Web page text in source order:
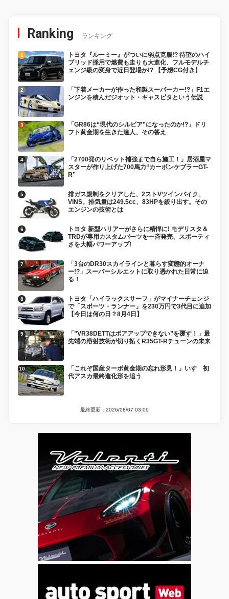
Ranking ランキング
トヨタ『ルーミー』がついに弱点克服!? 待望のハイ
ブリッド採用で燃費も走りも大進化、フルモデルチ
ェンジ級の変身で近日登場か!? 【予想CG付き】
「下着メーカーが作った和製スーパーカー!?」F1エ
ンジンを積んだジオット・キャスピタという伝説
「GR86は“現代のシルビア”になったのか!?」ドリ
フト黄金期を生きた達人、その答え
「2700発のリベット補強まで自ら施工！」居酒屋マ
スターが作り上げた700馬力“カーボンケブラーGT-
R”
排ガス規制をクリアした、2ストVツインバイク、
VINS。排気量は249.5cc、83HPを絞り出す。その
エンジンの技術とは
トヨタ 新型ハリアーがさらに精悍に! モデリスタ＆
TRDが専用カスタムパーツを一斉発売、スポーティ
さを大幅パワーアップ!
「3台のDR30スカイラインと暮らす変態的オーナ
ー!?」スーパーシルエットに取り憑かれた日常に迫
る！
トヨタ「ハイラックスサーフ」がマイナーチェンジ
で「スポーツ・ランナー」を230万円で3代目に追加
【今日は何の日？8月4日】
「”VR38DETTはボアアップできない”を覆す！」最
先端の溶射技術が切り拓くR35GT-Rチューンの未来
「これぞ国産ターボ黄金期の忘れ形見！」いすゞ初
代アスカ最終進化形を追う
最終更新：2026/08/07 03:09